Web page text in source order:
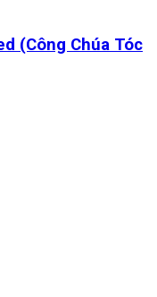
(Công Chúa Tóc